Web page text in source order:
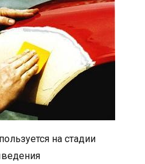
на стадии